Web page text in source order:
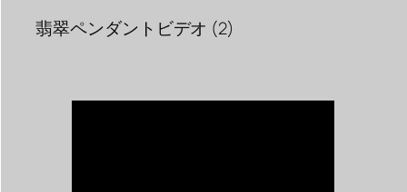
翡翠ペンダントビデオ (2)